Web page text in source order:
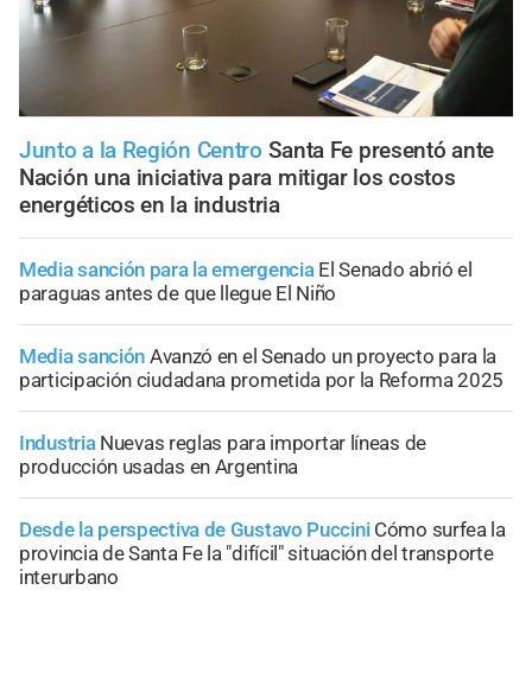
Junto a la Región Centro Santa Fe presentó ante
Nación una iniciativa para mitigar los costos
energéticos en la industria
Media sanción para la emergencia El Senado abrió el
paraguas antes de que llegue El Niño
Media sanción Avanzó en el Senado un proyecto para la
participación ciudadana prometida por la Reforma 2025
Industria Nuevas reglas para importar líneas de
producción usadas en Argentina
Desde la perspectiva de Gustavo Puccini Cómo surfea la
provincia de Santa Fe la "difícil" situación del transporte
interurbano